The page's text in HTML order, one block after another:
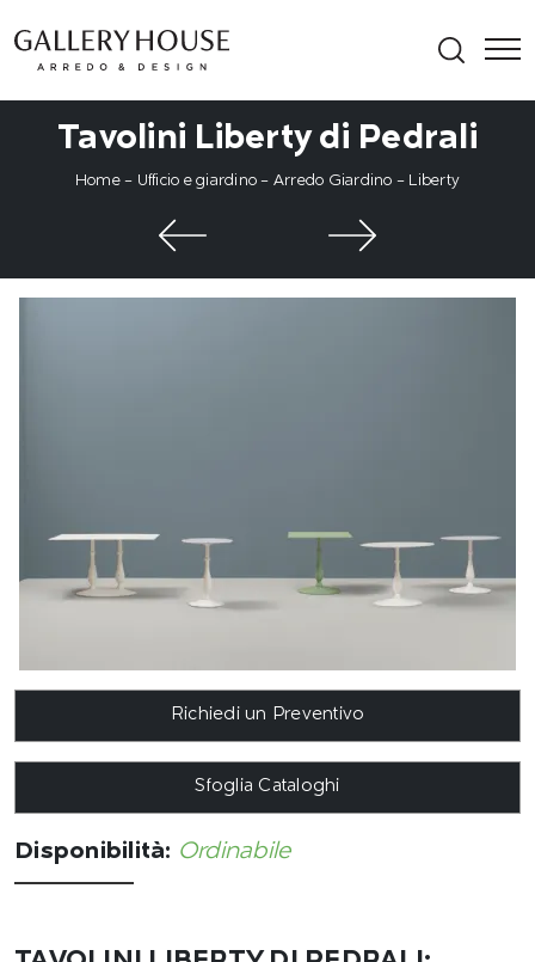
Tavolini Liberty di Pedrali
Home- Ufficio e giardino - Arredo Giardino - Liberty
Richiedi un Preventivo
Sfoglia Cataloghi
Disponibilità: Ordinabile